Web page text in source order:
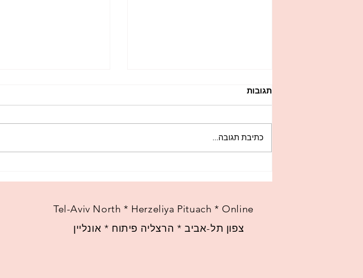
ערך אצל ילדים
לחגוג את הילד שקיבלתי
תגובות
כתיבת תגובה...
Tel-Aviv North * Herzeliya Pituach * Online
צפון תל-אביב * הרצליה פיתוח * אונליין